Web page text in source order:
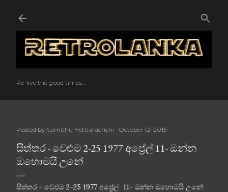
Re-live the good times...
Posted by Samithu Hettiarachchi October 12, 2015
සිත්තර - වෙළුම 2-25 1977 අප්‍රේල් 11- ඔන්න
ඔහොමයි උනේ
සිත්තර - වෙළුම 2-25 1977 අප්‍රේල් 11- ඔන්න ඔහොමයි උනේ